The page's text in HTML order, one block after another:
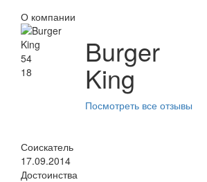
О компании
54
18
Burger
King
Посмотреть все отзывы
Соискатель
17.09.2014
Достоинства